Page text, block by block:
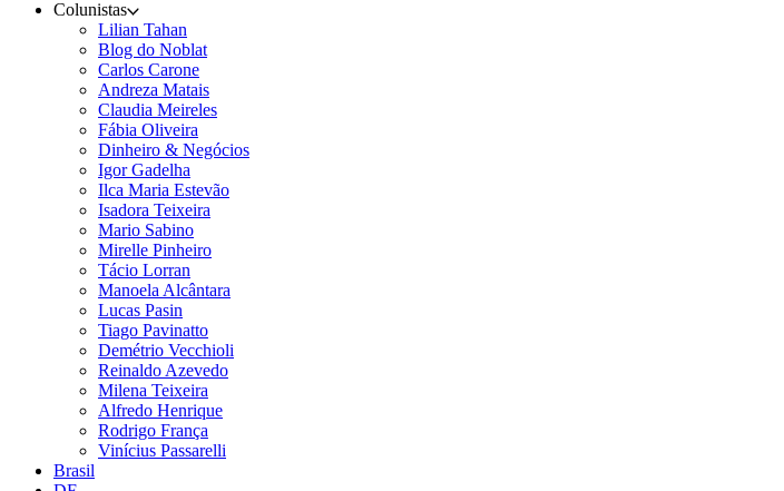
Colunistas
Lilian Tahan
Blog do Noblat
Carlos Carone
Andreza Matais
Claudia Meireles
Fábia Oliveira
Dinheiro & Negócios
Igor Gadelha
Ilca Maria Estevão
Isadora Teixeira
Mario Sabino
Mirelle Pinheiro
Tácio Lorran
Manoela Alcântara
Lucas Pasin
Tiago Pavinatto
Demétrio Vecchioli
Reinaldo Azevedo
Milena Teixeira
Alfredo Henrique
Rodrigo França
Vinícius Passarelli
Brasil